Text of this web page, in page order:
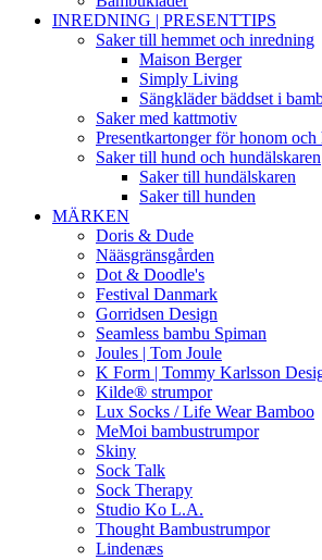
INREDNING | PRESENTTIPS
Saker till hemmet och inredning
Maison Berger
Simply Living
Sängkläder bäddset i
Saker med kattmotiv
Presentkartonger för honom och
Saker till hund och hundälskaren
Saker till hundälskaren
Saker till hunden
MÄRKEN
Doris & Dude
Nääsgränsgården
Dot & Doodle's
Festival Danmark
Gorridsen Design
Seamless bambu Spiman
Joules | Tom Joule
K Form | Tommy Karlsson
Kilde® strumpor
Lux Socks / Life Wear Bamboo
MeMoi bambustrumpor
Skiny
Sock Talk
Sock Therapy
Studio Ko L.A.
Thought Bambustrumpor
Lindenæs